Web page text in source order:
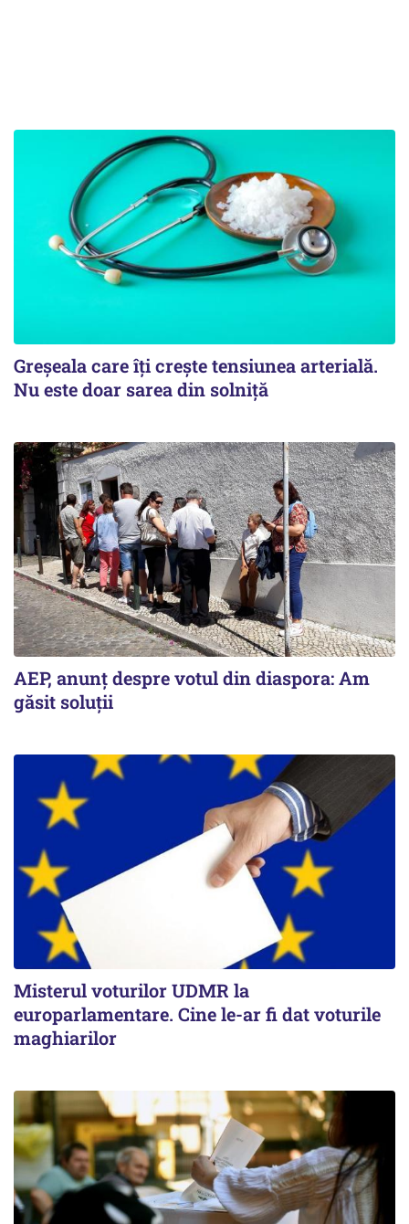
Greșeala care îți crește tensiunea arterială.
Nu este doar sarea din solniță
AEP, anunţ despre votul din diaspora: Am
găsit soluţii
Misterul voturilor UDMR la
europarlamentare. Cine le-ar fi dat voturile
maghiarilor